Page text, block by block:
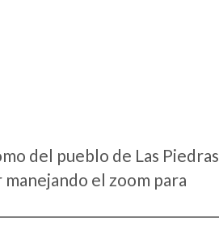
del pueblo de Las Piedras
el zoom para